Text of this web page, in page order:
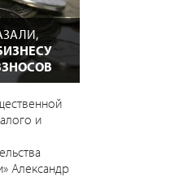
и
Александр